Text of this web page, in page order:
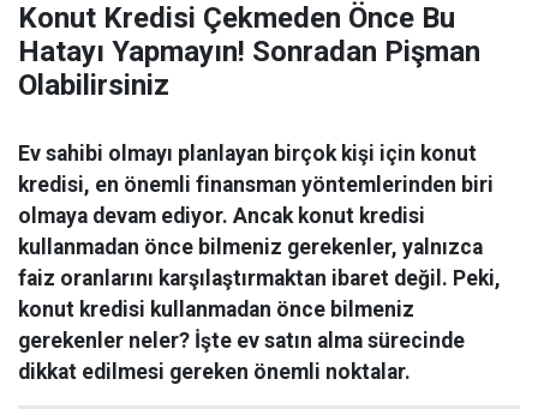
Konut Kredisi Çekmeden Önce Bu
Hatayı Yapmayın! Sonradan Pişman
Olabilirsiniz
Ev sahibi olmayı planlayan birçok kişi için konut
kredisi, en önemli finansman yöntemlerinden biri
olmaya devam ediyor. Ancak konut kredisi
kullanmadan önce bilmeniz gerekenler, yalnızca
faiz oranlarını karşılaştırmaktan ibaret değil. Peki,
konut kredisi kullanmadan önce bilmeniz
gerekenler neler? İşte ev satın alma sürecinde
dikkat edilmesi gereken önemli noktalar.